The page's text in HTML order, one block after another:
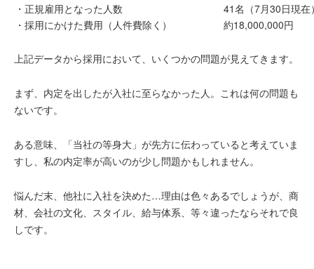
・正規雇用となった人数
41名（7月30日現在
・採用にかけた費用（人件費除く）
約18,000,000円
上記データから採用において、いくつかの問題が見えてきます。
まず、内定を出したが入社に至らなかった人。これは何の問題も
ないです。
ある意味、「当社の等身大」が先方に伝わっていると考えていま
すし、 私の内定率が高いのが少し問題かもしれません。
悩んだ末、他社に入社を決めた…理由は色々あるでしょうが、商
材、会社の文化、スタイル、給与体系、等々違ったならそれで良
しです。